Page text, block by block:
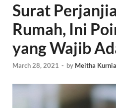
Surat
Rumah, Ini
yang Wajib
March 28, 2021 - by Meitha